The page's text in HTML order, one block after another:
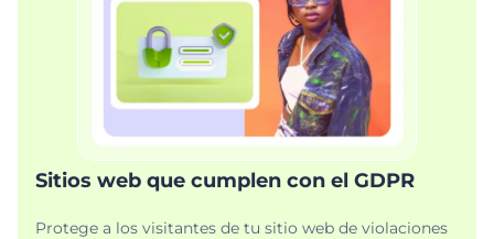
Sitios web que cumplen con el GDPR
Protege a los visitantes de tu sitio web de violaciones